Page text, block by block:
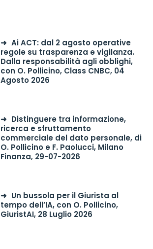
Ai ACT: dal 2 agosto operative
regole su trasparenza e vigilanza.
Dalla responsabilità agli obblighi,
con O. Pollicino, Class CNBC, 04
Agosto 2026
Distinguere tra informazione,
ricerca e sfruttamento
commerciale del dato personale, di
O. Pollicino e F. Paolucci, Milano
Finanza, 29-07-2026
Un bussola per il Giurista al
tempo dell’IA, con O. Pollicino,
GiuristAI, 28 Luglio 2026